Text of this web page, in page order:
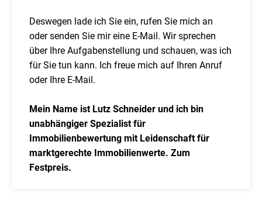
Deswegen lade ich Sie ein, rufen Sie mich an
oder senden Sie mir eine E-Mail. Wir sprechen
über Ihre Aufgabenstellung und schauen, was ich
für Sie tun kann. Ich freue mich auf Ihren Anruf
oder Ihre E-Mail.
Mein Name ist Lutz Schneider und ich bin
unabhängiger Spezialist für
Immobilienbewertung mit Leidenschaft für
marktgerechte Immobilienwerte. Zum
Festpreis.